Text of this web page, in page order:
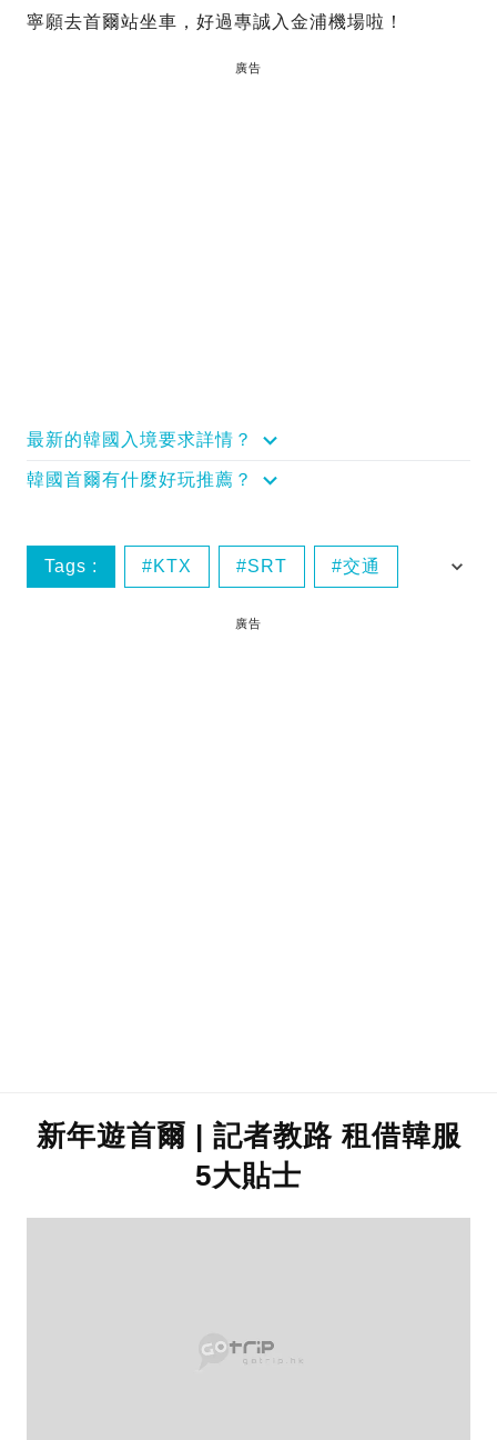
寧願去首爾站坐車，好過專誠入金浦機場啦！
廣告
最新的韓國入境要求詳情？
韓國首爾有什麼好玩推薦？
Tags : KTX SRT 交通
廣告
新年遊首爾 | 記者教路 租借韓服
5大貼士